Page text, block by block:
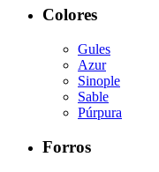
Colores
Gules
Azur
Sinople
Sable
Púrpura
Forros